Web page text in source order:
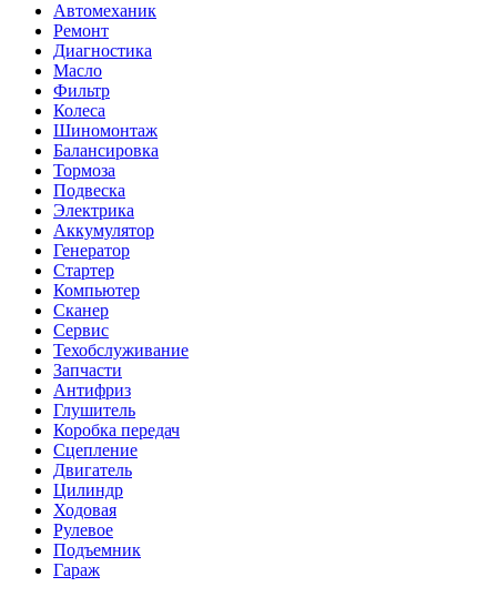
Автомеханик
Ремонт
Диагностика
Масло
Фильтр
Колеса
Шиномонтаж
Балансировка
Тормоза
Подвеска
Электрика
Аккумулятор
Генератор
Стартер
Компьютер
Сканер
Сервис
Техобслуживание
Запчасти
Антифриз
Глушитель
Коробка передач
Сцепление
Двигатель
Цилиндр
Ходовая
Рулевое
Подъемник
Гараж